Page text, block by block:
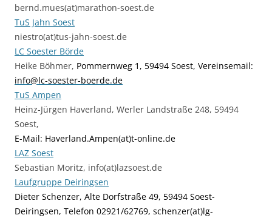
bernd.mues(at)marathon-soest.de
TuS Jahn Soest
niestro(at)tus-jahn-soest.de
LC Soester Börde
Heike Böhmer, Pommernweg 1, 59494 Soest, Vereinsemail:
info@lc-soester-boerde.de
TuS Ampen
Heinz-Jürgen Haverland, Werler Landstraße 248, 59494
Soest,
E-Mail: Haverland.Ampen(at)t-online.de
LAZ Soest
Sebastian Moritz, info(at)lazsoest.de
Laufgruppe Deiringsen
Dieter Schenzer, Alte Dorfstraße 49, 59494 Soest-
Deiringsen, Telefon 02921/62769, schenzer(at)lg-